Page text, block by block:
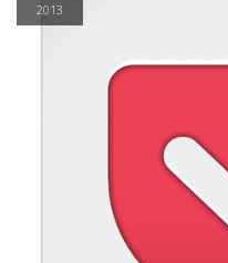
2013